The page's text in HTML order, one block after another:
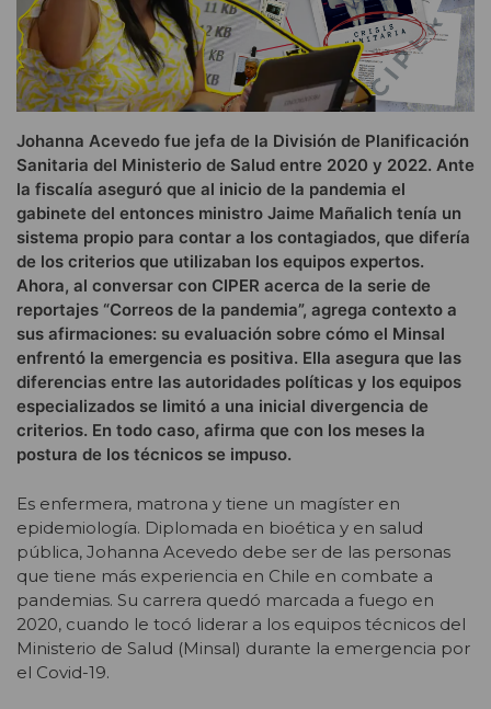
Johanna Acevedo fue jefa de la División de Planificación
Sanitaria del Ministerio de Salud entre 2020 y 2022. Ante
la fiscalía aseguró que al inicio de la pandemia el
gabinete del entonces ministro Jaime Mañalich tenía un
sistema propio para contar a los contagiados, que difería
de los criterios que utilizaban los equipos expertos.
Ahora, al conversar con CIPER acerca de la serie de
reportajes “Correos de la pandemia”, agrega contexto a
sus afirmaciones: su evaluación sobre cómo el Minsal
enfrentó la emergencia es positiva. Ella asegura que las
diferencias entre las autoridades políticas y los equipos
especializados se limitó a una inicial divergencia de
criterios. En todo caso, afirma que con los meses la
postura de los técnicos se impuso.
Es enfermera, matrona y tiene un magíster en
epidemiología. Diplomada en bioética y en salud
pública, Johanna Acevedo debe ser de las personas
que tiene más experiencia en Chile en combate a
pandemias. Su carrera quedó marcada a fuego en
2020, cuando le tocó liderar a los equipos técnicos del
Ministerio de Salud (Minsal) durante la emergencia por
el Covid-19.